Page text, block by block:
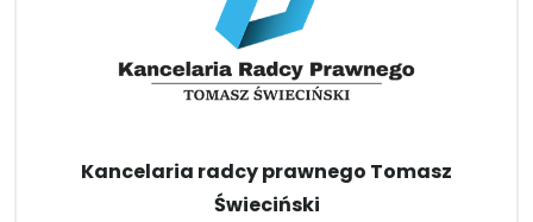
Kancelaria radcy prawnego Tomasz
Świeciński